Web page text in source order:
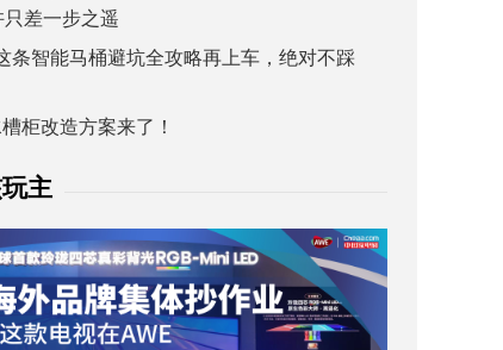
只差一步之遥
条智能马桶避坑全攻略再上车，绝对不踩
柜改造方案来了！
主